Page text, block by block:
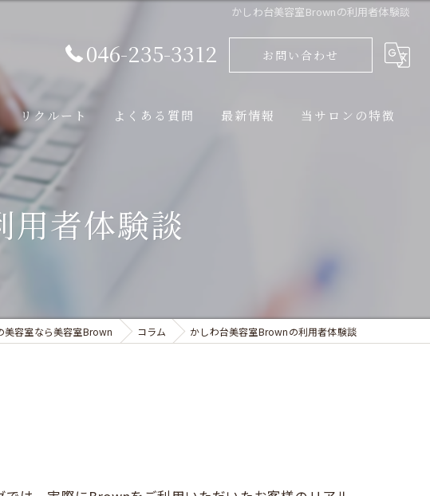
かしわ台美容室Brownの利用者体験談
046-235-3312 お問い合わせ
リクルート よくある質問 最新情報 当サロンの特徴
ヘッドスパ
者体験談
美容室なら美容室Brown コラム かしわ台美容室Brownの利用者体験談